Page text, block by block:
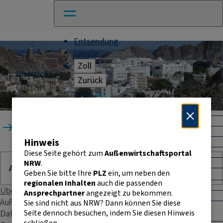
Entsendung
Länder
Zoll
Zurück
Zoll
Warenverkehr mit Drittländern
Warenursprung und Präferenzen
Warenverkehr innerhalb der EU
Allgemeines
Intrahandelsstatistik
Umsatzsteuer-
Identifikationsnummer
Übersicht
Oman
Übersicht
Außenhandelsstatistik
Daten & Fakten
Hinweis
Diese Seite gehört zumAußenwirtschaftsportal
NRW.
Geben Sie bitte Ihre PLZein, um neben den
regionalen Inhaltenauch die passenden
Ansprechpartnerangezeigt zu bekommen.
Sie sind nicht aus NRW? Dann können Sie diese
Seite dennoch besuchen, indem Sie diesen Hinweis